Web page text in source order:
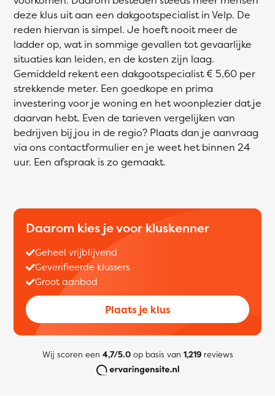
deze klus uit aan een dakgootspecialist in Velp. De
reden hiervan is simpel. Je hoeft nooit meer de
ladder op, wat in sommige gevallen tot gevaarlijke
situaties kan leiden, en de kosten zijn laag.
Gemiddeld rekent een dakgootspecialist € 5,60 per
strekkende meter. Een goedkope en prima
investering voor je woning en het woonplezier dat je
daarvan hebt. Even de tarieven vergelijken van
bedrijven bij jou in de regio? Plaats dan je aanvraag
via ons contactformulier en je weet het binnen 24
uur. Een afspraak is zo gemaakt.
Daarom kies je voor kluskenner
Geheel vrijblijvend
Geverifieerde klussers
Groot aanbod
Plaats je klus
Wij scoren een 4,7/5.0op basis van 1,219reviews